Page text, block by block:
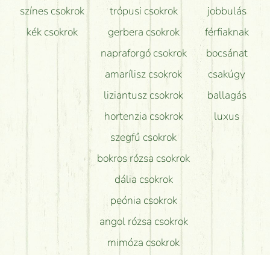
színes csokrok
kék csokrok
trópusi csokrok
gerbera csokrok
napraforgó csokrok
amarílisz csokrok
liziantusz csokrok
hortenzia csokrok
szegfű csokrok
bokros rózsa csokrok
dália csokrok
peónia csokrok
angol rózsa csokrok
mimóza csokrok
jobbulás
férfiaknak
bocsánat
csakúgy
ballagás
luxus